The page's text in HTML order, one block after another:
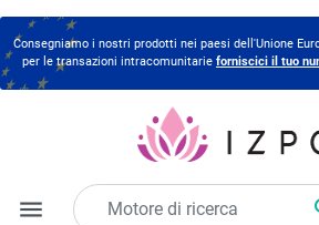
Consegniamo i nostri prodotti nei paesi dell'Unione
per le transazioni intracomunitarie forniscici il tuo
menu